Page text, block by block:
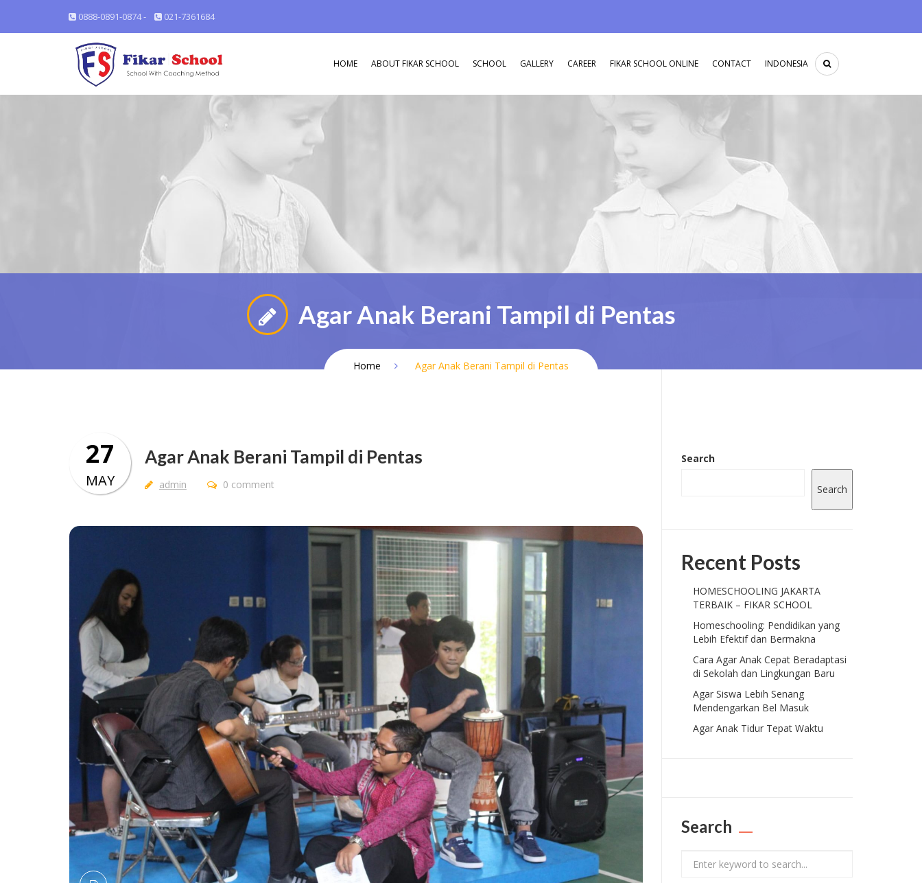
0888-0891-0874 - 021-7361684
HOME ABOUT FIKAR SCHOOL SCHOOL GALLERY CAREER FIKAR SCHOOL ONLINE CONTACT INDONESIA
Agar Anak Berani Tampil di Pentas
Home Agar Anak Berani Tampil di Pentas
Agar Anak Berani Tampil di Pentas
admin
27
MAY 0 comment
Search
Search
Recent Posts
HOMESCHOOLING JAKARTA
TERBAIK – FIKAR SCHOOL
Homeschooling: Pendidikan yang
Lebih Efektif dan Bermakna
Cara Agar Anak Cepat Beradaptasi
di Sekolah dan Lingkungan Baru
Agar Siswa Lebih Senang
Mendengarkan Bel Masuk
Agar Anak Tidur Tepat Waktu
Search